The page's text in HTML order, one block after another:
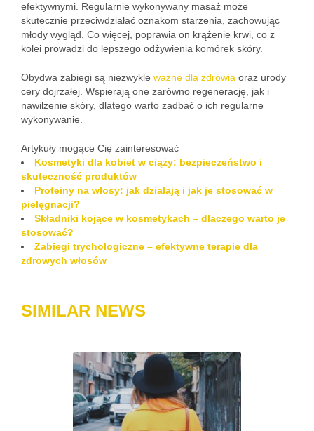
efektywnymi. Regularnie wykonywany masaż może
skutecznie przeciwdziałać oznakom starzenia, zachowując
młody wygląd. Co więcej, poprawia on krążenie krwi, co z
kolei prowadzi do lepszego odżywienia komórek skóry.
Obydwa zabiegi są niezwykle ważne dla zdrowia oraz urody
cery dojrzałej. Wspierają one zarówno regenerację, jak i
nawilżenie skóry, dlatego warto zadbać o ich regularne
wykonywanie.
Artykuły mogące Cię zainteresować
Kosmetyki dla kobiet w ciąży: bezpieczeństwo i
skuteczność produktów
Proteiny na włosy: jak działają i jak je stosować w
pielęgnacji?
Składniki kojące w kosmetykach – dlaczego warto je
stosować?
Zabiegi trychologiczne – efektywne terapie dla
zdrowych włosów
SIMILAR NEWS